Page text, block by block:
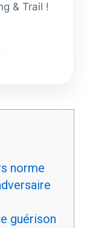
& Trail !
norme
guérison